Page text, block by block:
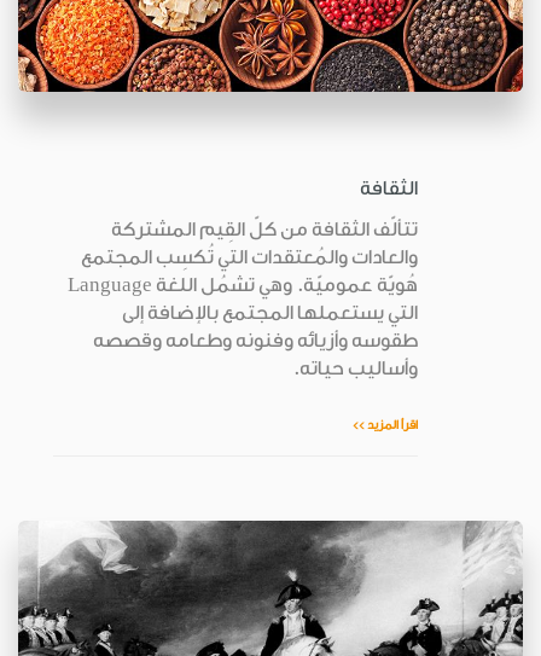
الثقافة
تتألّف الثقافة من كلّ القِيم المشتركة
والعادات والمُعتقدات التي تُكسِب المجتمع
هُويّة عموميّة. وهي تشمُل اللغة Language
التي يستعملها المجتمع بالإضافة إلى
طقوسه وأزيائه وفنونه وطعامه وقصصه
وأساليب حياته.
اقرأ المزيد >>